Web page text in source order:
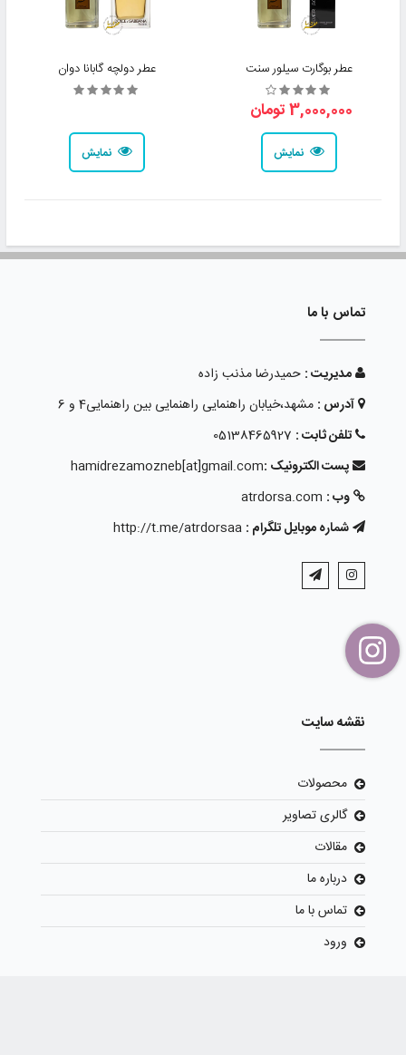
عطر بوگارت سیلور سنت
3,000,000 تومان
نمایش
عطر دولچه گابانا دوان
نمایش
تماس با ما
مدیریت : حمیدرضا مذنب زاده
آدرس : مشهد،خیابان راهنمایی راهنمایی بین راهنمایی4 و 6
تلفن ثابت : 05138465927
پست الکترونیک :hamidrezamozneb[at]gmail.com
وب : atrdorsa.com
شماره موبایل تلگرام :
نقشه سایت
محصولات
گالری تصاویر
مقالات
درباره ما
تماس با ما
ورود